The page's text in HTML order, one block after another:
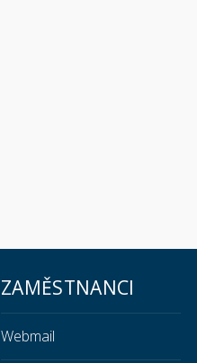
ZAMĚSTNANCI
Webmail